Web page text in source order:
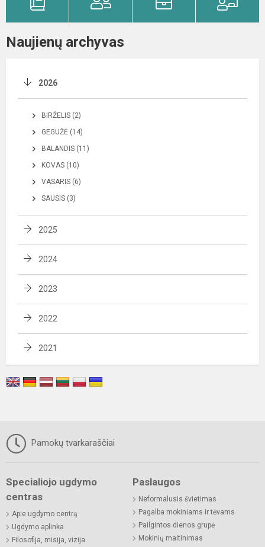
Naujienų archyvas
2026
BIRŽELIS (2)
GEGUŽĖ (14)
BALANDIS (11)
KOVAS (10)
VASARIS (6)
SAUSIS (3)
2025
2024
2023
2022
2021
Pamokų tvarkaraščiai
Specialiojo ugdymo
centras
Apie ugdymo centrą
Ugdymo aplinka
Filosofija, misija, vizija
Paslaugos
Neformalusis švietimas
Pagalba mokiniams ir tėvams
Pailgintos dienos grupė
Mokinių maitinimas